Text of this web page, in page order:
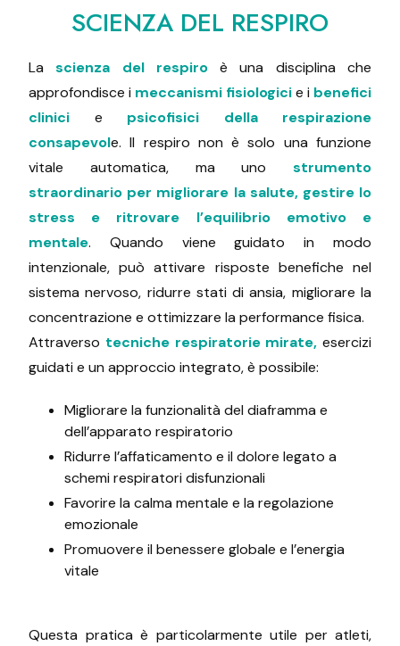
SCIENZA DEL RESPIRO
Lascienza del respiroè una disciplina che
approfondisce i meccanismi fisiologicie i benefici
clinici e psicofisici della respirazione
consapevole. Il respiro non è solo una funzione
vitale automatica, ma uno strumento
straordinario per migliorare la salute, gestire lo
stress e ritrovare l’equilibrio emotivo e
mentale. Quando viene guidato in modo
intenzionale, può attivare risposte benefiche nel
sistema nervoso, ridurre stati di ansia, migliorare la
concentrazione e ottimizzare la performance fisica.
Attraverso tecniche respiratorie mirate, esercizi
guidati e un approccio integrato, è possibile:
Migliorare la funzionalità del diaframma e
dell’apparato respiratorio
Ridurre l’affaticamento e il dolore legato a
schemi respiratori disfunzionali
Favorire la calma mentale e la regolazione
emozionale
Promuovere il benessere globale e l’energia
vitale
Questa pratica è particolarmente utile per atleti,